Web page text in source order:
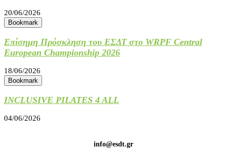
20/06/2026
Bookmark
Επίσημη Πρόσκληση του ΕΣΔΤ στο WRPF Central
European Championship 2026
18/06/2026
Bookmark
INCLUSIVE PILATES 4 ALL
04/06/2026
info@esdt.gr